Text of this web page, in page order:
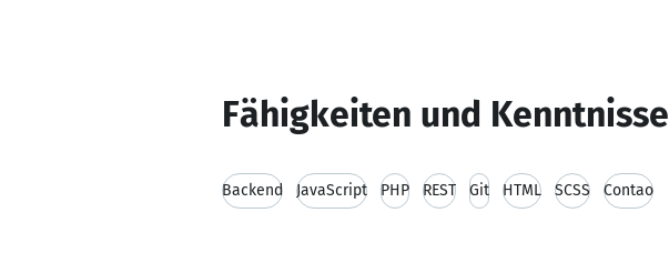
Fähigkeiten und Kenntnisse
Backend JavaScript PHP REST Git HTML SCSS Contao